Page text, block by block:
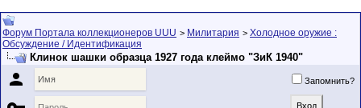
Форум Портала коллекционеров UUU > Милитария > Холодное оружие :
Обсуждение / Идентификация
Клинок шашки образца 1927 года клеймо "ЗиК 1940"
 Запомнить?